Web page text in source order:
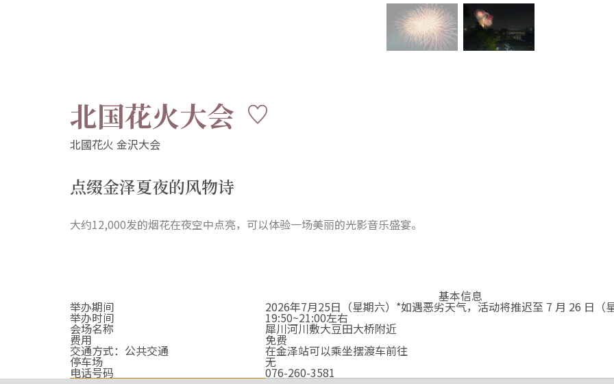
北国花火大会
点缀金泽夏夜的风物诗
大约12,000发的烟花在夜空中点亮，可以体验一场美丽的光影音乐盛宴。
基本信息
举办期间 2026年7月25日（星期六）*如遇恶劣天气，活动将推迟至 7 月 26 日（
举办时间 19:50~21:00左右
会场名称 犀川河川敷大豆田大桥附近
费用 免费
交通方式：公共交通 在金泽站可以乘坐摆渡车前往
停车场 无
电话号码 076-260-3581